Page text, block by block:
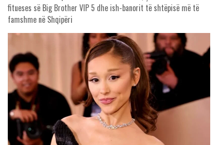
fitueses së Big Brother VIP 5 dhe ish-banorit të shtëpisë më të
famshme në Shqipëri